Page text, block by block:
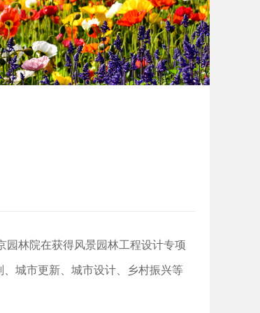
园林院在获得风景园林工程设计专项
城市更新、城市设计、乡村振兴等